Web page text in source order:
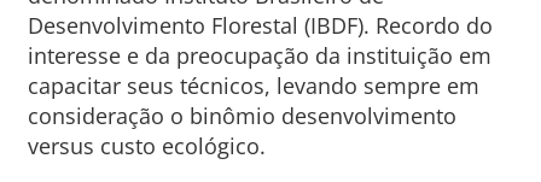
Desenvolvimento Florestal (IBDF). Recordo do
interesse e da preocupação da instituição em
capacitar seus técnicos, levando sempre em
consideração o binômio desenvolvimento
versus custo ecológico.